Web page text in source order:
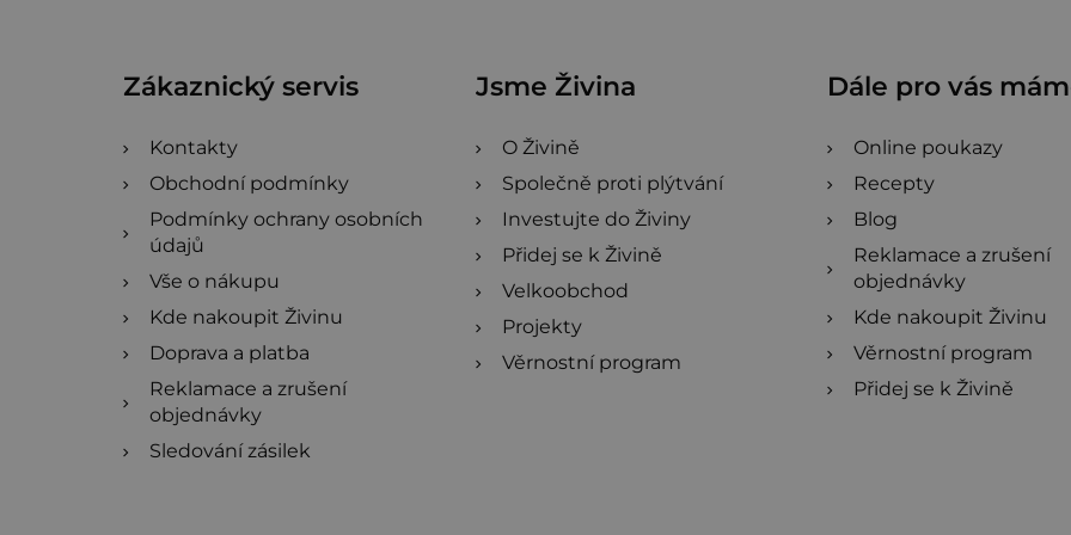
s
u
Zákaznický servis
Kontakty
Obchodní podmínky
Podmínky ochrany osobních
údajů
Vše o nákupu
Kde nakoupit Živinu
Doprava a platba
Reklamace a zrušení
objednávky
Sledování zásilek
Jsme Živina
O Živině
Společně proti plýtvání
Investujte do Živiny
Přidej se k Živině
Velkoobchod
Projekty
Věrnostní program
Dále pro vás
Online poukazy
Recepty
Blog
Reklamace a zrušení
objednávky
Kde nakoupit Živinu
Věrnostní program
Přidej se k Živině